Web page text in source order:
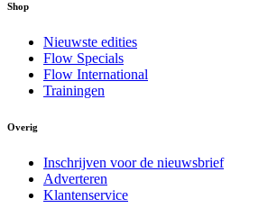
Shop
Nieuwste edities
Flow Specials
Flow International
Trainingen
Overig
Inschrijven voor de nieuwsbrief
Adverteren
Klantenservice